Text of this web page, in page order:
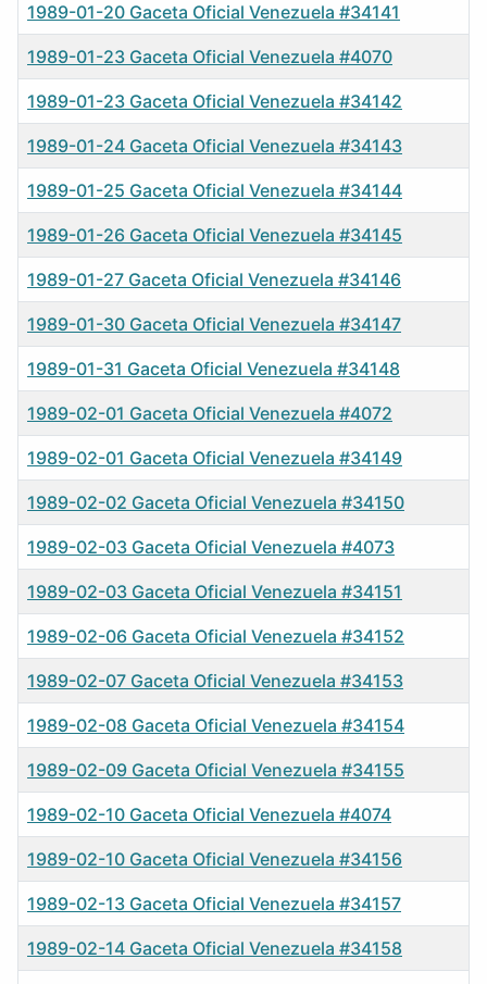
1989-01-20 Gaceta Oficial Venezuela #34141
1989-01-23 Gaceta Oficial Venezuela #4070
1989-01-23 Gaceta Oficial Venezuela #34142
1989-01-24 Gaceta Oficial Venezuela #34143
1989-01-25 Gaceta Oficial Venezuela #34144
1989-01-26 Gaceta Oficial Venezuela #34145
1989-01-27 Gaceta Oficial Venezuela #34146
1989-01-30 Gaceta Oficial Venezuela #34147
1989-01-31 Gaceta Oficial Venezuela #34148
1989-02-01 Gaceta Oficial Venezuela #4072
1989-02-01 Gaceta Oficial Venezuela #34149
1989-02-02 Gaceta Oficial Venezuela #34150
1989-02-03 Gaceta Oficial Venezuela #4073
1989-02-03 Gaceta Oficial Venezuela #34151
1989-02-06 Gaceta Oficial Venezuela #34152
1989-02-07 Gaceta Oficial Venezuela #34153
1989-02-08 Gaceta Oficial Venezuela #34154
1989-02-09 Gaceta Oficial Venezuela #34155
1989-02-10 Gaceta Oficial Venezuela #4074
1989-02-10 Gaceta Oficial Venezuela #34156
1989-02-13 Gaceta Oficial Venezuela #34157
1989-02-14 Gaceta Oficial Venezuela #34158